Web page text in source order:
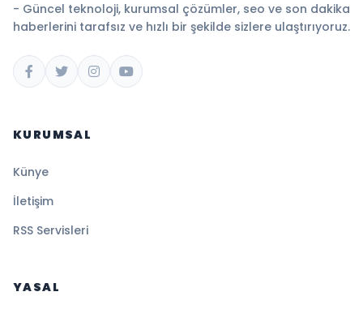
- Güncel teknoloji, kurumsal çözümler, seo ve son dakika
haberlerini tarafsız ve hızlı bir şekilde sizlere ulaştırıyoruz.
KURUMSAL
Künye
İletişim
RSS Servisleri
YASAL